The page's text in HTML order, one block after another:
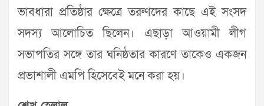
ভাবধারা প্রতিষ্ঠার ক্ষেত্রে তরুণদের কাছে এই সংসদ
সদস্য আলোচিত ছিলেন। এছাড়া আওয়ামী লীগ
সভাপতির সঙ্গে তার ঘনিষ্ঠতার কারণে তাকেও একজন
প্রভাশালী এমপি হিসেবেই মনে করা হয়।